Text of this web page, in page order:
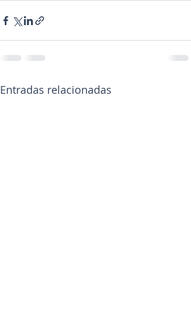
Entradas relacionadas